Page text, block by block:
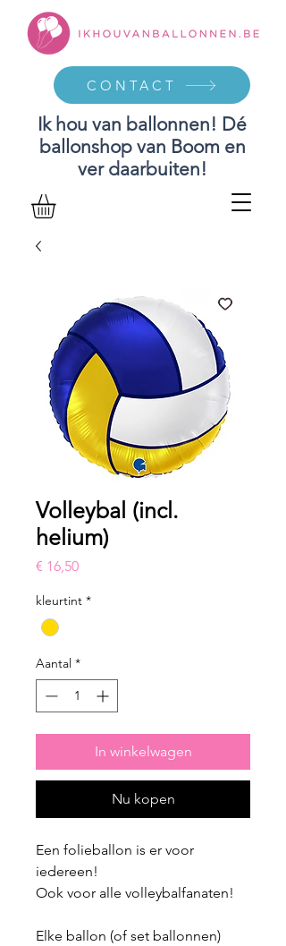
Ik hou van ballonnen! Dé
ballonshop van Boom en
ver daarbuiten!
CONTACT
Volleybal (incl.
helium)
€ 16,50Prijs
kleurtint *
Aantal *
In winkelwagen
Nu kopen
Een folieballon is er voor
iedereen!
Ook voor alle volleybalfanaten!
Elke ballon (of set ballonnen)